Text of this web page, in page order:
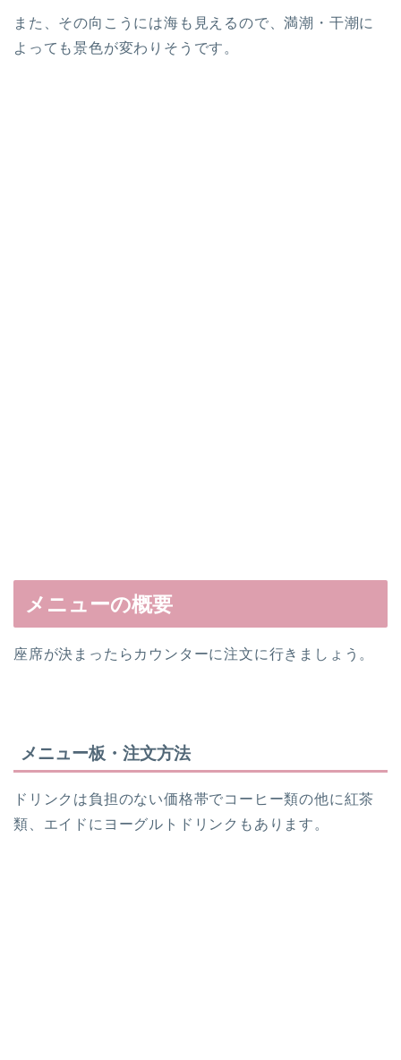
また、その向こうには海も見えるので、満潮・干潮に
よっても景色が変わりそうです。
メニューの概要
座席が決まったらカウンターに注文に行きましょう。
メニュー板・注文方法
ドリンクは負担のない価格帯でコーヒー類の他に紅茶
類、エイドにヨーグルトドリンクもあります。